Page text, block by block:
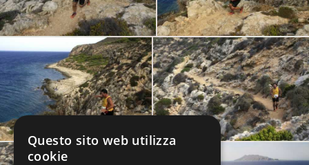
Questo sito web utilizza
cookie